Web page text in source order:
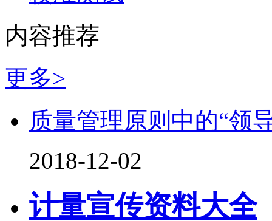
内容推荐
更多>
质量管理原则中的“领
2018-12-02
计量宣传资料大全